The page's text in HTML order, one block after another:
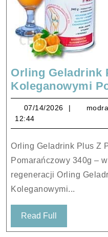
Orling Geladrink
Koleganowymi
07/14/2026 07/14/
12:44
Orling Geladrink Plus Z Peptydami Koleganowymi
Pomarańczowy 340g –
regeneracji Orling
Koleganowymi...
Read Full
Full